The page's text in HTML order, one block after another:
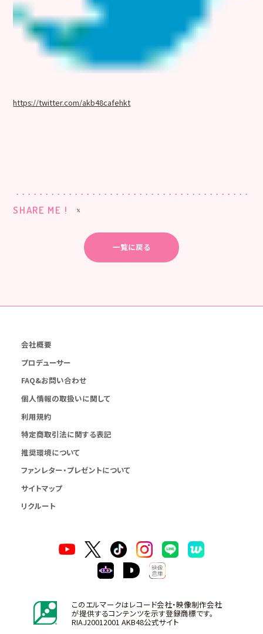
https://twitter.com/akb48cafehkt
SHARE ME !
一覧に戻る
会社概要
プロデューサー
FAQ&お問い合わせ
個人情報の取扱いに関して
利用規約
特定商取引法に関する表記
推奨環境について
ファンレター・プレゼントについて
サイトマップ
リクルート
このエルマークはレコード会社・映像制作会社
が提供するコンテンツを示す登録商標です。
RIAJ20012001 AKB48公式サイト